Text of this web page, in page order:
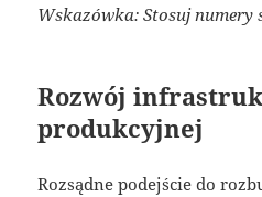
Wskazówka: Stosuj numery
Rozwój
produkcyjnej
Rozsądne podejście do